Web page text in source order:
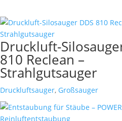
Druckluft-
810 Reclean –
Strahlgutsauger
Druckluftsauger, Großsauger